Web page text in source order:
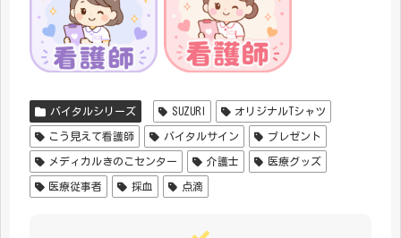
バイタルシリーズ SUZURI オリジナルTシャツ
こう見えて看護師 バイタルサイン プレゼント
メディカルきのこセンター 介護士 医療グッズ
医療従事者 採血 点滴